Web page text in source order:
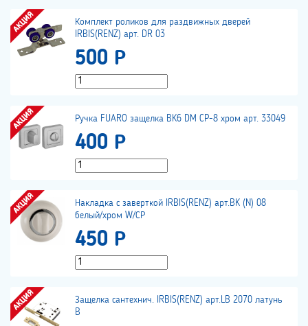
Комплект роликов для раздвижных дверей
IRBIS(RENZ) арт. DR 03
500 Р
Ручка FUARO защелка BK6 DM CP-8 хром арт. 33049
400 Р
Накладка с заверткой IRBIS(RENZ) арт.BK (N) 08
белый/хром W/СР
450 Р
Защелка сантехнич. IRBIS(RENZ) арт.LB 2070 латунь
B